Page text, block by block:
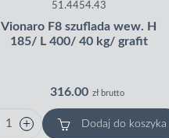
51.4454.43
Vionaro F8 szuflada wew. H
185/ L 400/ 40 kg/ grafit
316.00 zł brutto
Dodaj do koszyka